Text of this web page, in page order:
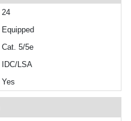
24
Equipped
Cat. 5/5e
IDC/LSA
Yes